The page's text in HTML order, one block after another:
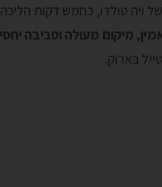
של ויה טולדו, כחמש דקות
אמין, מיקום מעולה וסביבה
בארוק.